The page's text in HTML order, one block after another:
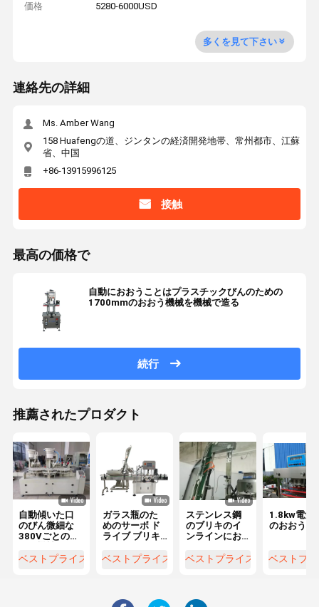
価格 5280-6000USD
多くを見て下さい
連絡先の詳細
Ms. Amber Wang
158 Huafengの道、ジンタンの経済開発地帯、常州都市、江蘇
省、中国
+86-13915996125
接触
最高の価格で
自動におおうことはプラスチックびんのための
1700mmのおおう機械を機械で造る
続行
推薦されたプロダクト
自動傾いた口
のびん微細な
380Vごとのお
ん
ベストプライス
ガラス瓶のた
めのサーボ ド
ライブ ブリキ
機械
ベストプライス
ステンレス鋼
のブリキのイ
ンラインにお
ーボ ドライブ
ベストプライス
1.8kw電気
のおおう機
ベストプ